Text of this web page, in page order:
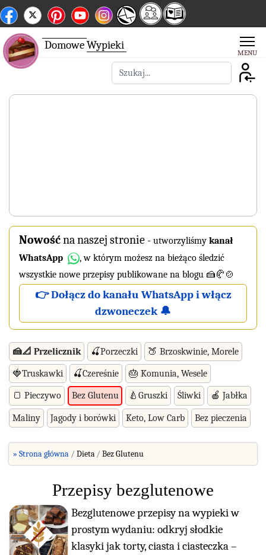
DomoweWypieki
Szukaj
Nowośćna naszej stronie - utworzyliśmy kanał
WhatsApp
, w którym możesz na bieżąco śledzić
wszystkie nowe przepisy publikowane na blogu 🍰🥐🍲
👉 Dołącz do kanału WhatsApp i włącz
dzwoneczek 🔔
🍰📐 Przelicznik 🍒Porzeczki 🍑 Brzoskwinie, Morele
🍓Truskawki 🍒Czereśnie 🎂 Komunia, Wesele
🍞 Pieczywo Bez Glutenu 🍐Gruszki Śliwki 🍎 Jabłka
Maliny Jagody i borówki Keto, Low Carb Bez pieczenia
» Strona główna Dieta Bez Glutenu
Przepisy bezglutenowe
Bezglutenowe przepisy na wypieki w
prostym wydaniu: odkryj słodkie
klasyki jak torty, ciasta i ciasteczka –